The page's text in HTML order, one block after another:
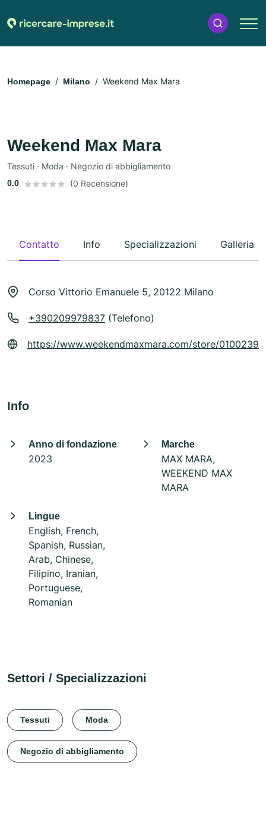
Homepage Milano Weekend Max Mara
Weekend Max Mara
Tessuti · Moda · Negozio di abbigliamento
0.0 (0 Recensione)
Contatto Info Specializzazioni Galleria
Corso Vittorio Emanuele 5, 20122 Milano
+390209979837 (Telefono)
https://www.weekendmaxmara.com/store/0100239
Info
Anno di fondazione
2023
Marche
MAX MARA,
WEEKEND MAX
MARA
Lingue
English, French,
Spanish, Russian,
Arab, Chinese,
Filipino, Iranian,
Portuguese,
Romanian
Settori / Specializzazioni
Tessuti Moda
Negozio di abbigliamento